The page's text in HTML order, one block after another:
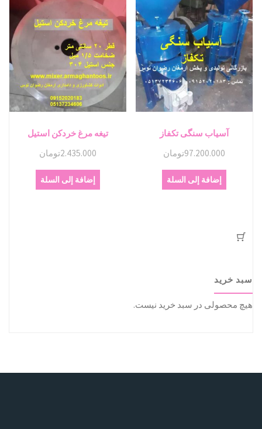
آسیاب سنگی تکفاز
97.200.000تومان
إضافة إلى السلة
تیغه مرغ خردکن استیل
2.435.000تومان
إضافة إلى السلة
سبد خرید
هیچ محصولی در سبد خرید نیست.